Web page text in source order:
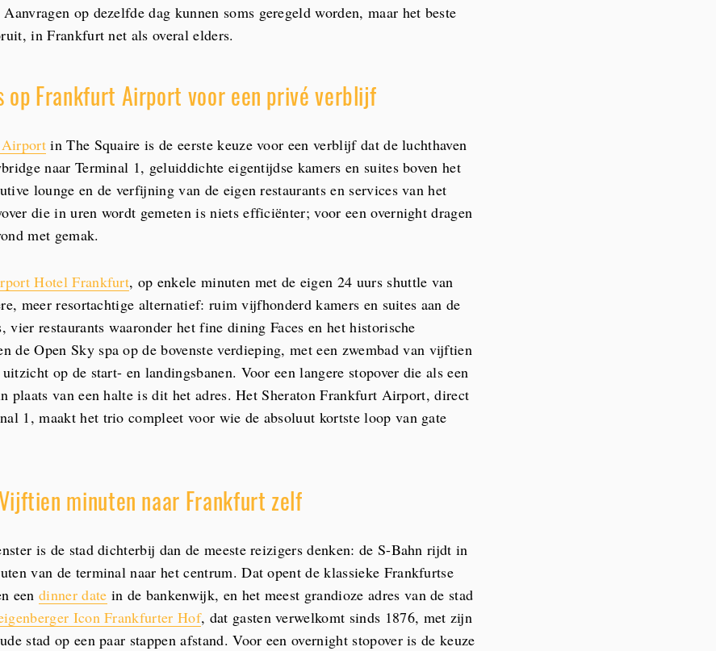
op dezelfde dag kunnen soms geregeld worden, maar het beste
in Frankfurt net als overal elders.
op Frankfurt Airport voor een privé verblijf
in The Squaire is de eerste keuze voor een verblijf dat de luchthaven
naar Terminal 1, geluiddichte eigentijdse kamers en suites boven het
lounge en de verfijning van de eigen restaurants en services van het
die in uren wordt gemeten is niets efficiënter; voor een overnight dragen
met gemak.
Hotel Frankfurt, op enkele minuten met de eigen 24 uurs shuttle van
meer resortachtige alternatief: ruim vijfhonderd kamers en suites aan de
vier restaurants waaronder het fine dining Faces en het historische
de Open Sky spa op de bovenste verdieping, met een zwembad van vijftien
uitzicht op de start- en landingsbanen. Voor een langere stopover die als een
plaats van een halte is dit het adres. Het Sheraton Frankfurt Airport, direct
1, maakt het trio compleet voor wie de absoluut kortste loop van gate
minuten naar Frankfurt zelf
is de stad dichterbij dan de meeste reizigers denken: de S-Bahn rijdt in
van de terminal naar het centrum. Dat opent de klassieke Frankfurtse
een dinner date in de bankenwijk, en het meest grandioze adres van de stad
Icon Frankfurter Hof, dat gasten verwelkomt sinds 1876, met zijn
stad op een paar stappen afstand. Voor een overnight stopover is de keuze